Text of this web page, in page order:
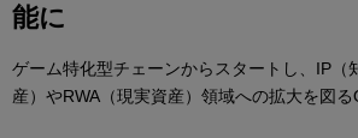
能に
ゲーム特化型チェーンからスタートし、IP（
産）やRWA（現実資産）領域への拡大を図る